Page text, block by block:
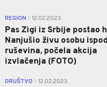
REGION 12.02.2023.
Pas Zigi iz Srbije postao
Nanjušio živu osobu ispod
ruševina, počela akcija
izvlačenja (FOTO)
DRUŠTVO 12.02.2023.